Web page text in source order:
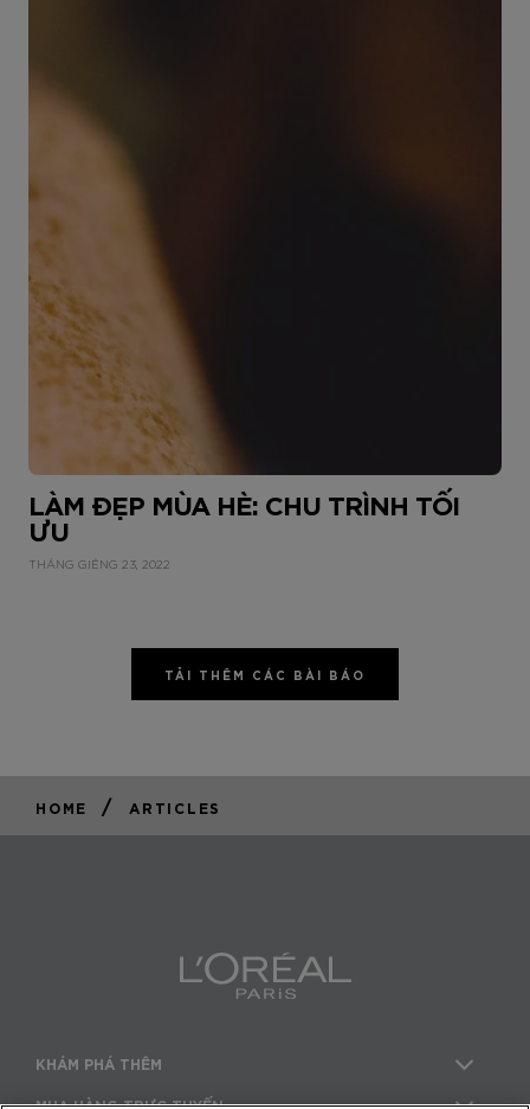
LÀM ĐẸP MÙA HÈ: CHU TRÌNH TỐI
ƯU
THÁNG GIÊNG 23, 2022
TẢI THÊM CÁC BÀI BÁO
HOME / ARTICLES
KHÁM PHÁ THÊM
MUA HÀNG TRỰC TUYẾN